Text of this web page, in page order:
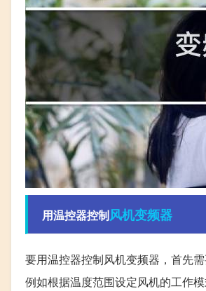
用温控器控制风机变频器
要用温控器控制风机变频器，首先
例如根据温度范围设定风机的工作